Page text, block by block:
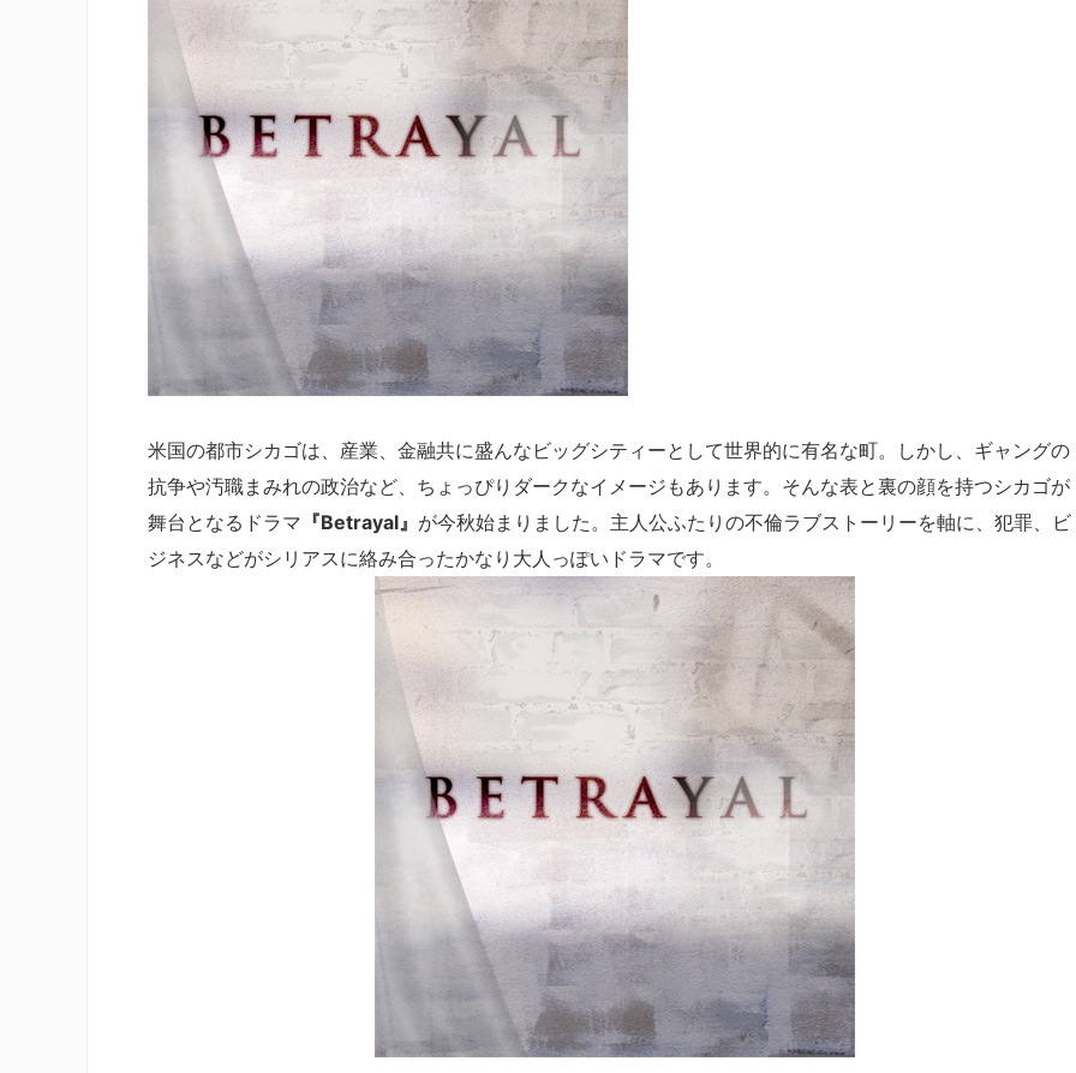
米国の都市シカゴは、産業、金融共に盛んなビッグシティーとして世界的に有名な町。しかし、ギャングの
抗争や汚職まみれの政治など、ちょっぴりダークなイメージもあります。そんな表と裏の顔を持つシカゴが
舞台となるドラマ 『Betrayal』 が今秋始まりました。主人公ふたりの不倫ラブストーリーを軸に、犯罪、ビ
ジネスなどがシリアスに絡み合ったかなり大人っぽいドラマです。